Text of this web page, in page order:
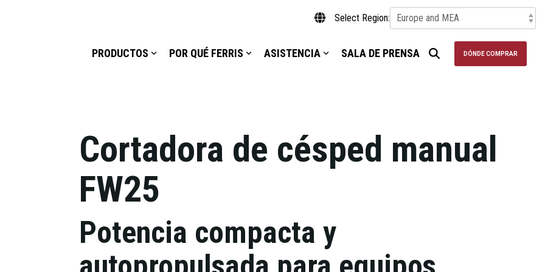
Select Region:
PRODUCTOS POR QUÉ FERRIS ASISTENCIA SALA DE PRENSA DÓNDE COMPRAR
Cortadora de césped manual
FW25
Potencia compacta y